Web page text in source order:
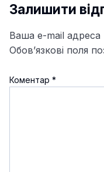
Залишити
Ваша e-mail
Обов’язкові поля
Коментар *